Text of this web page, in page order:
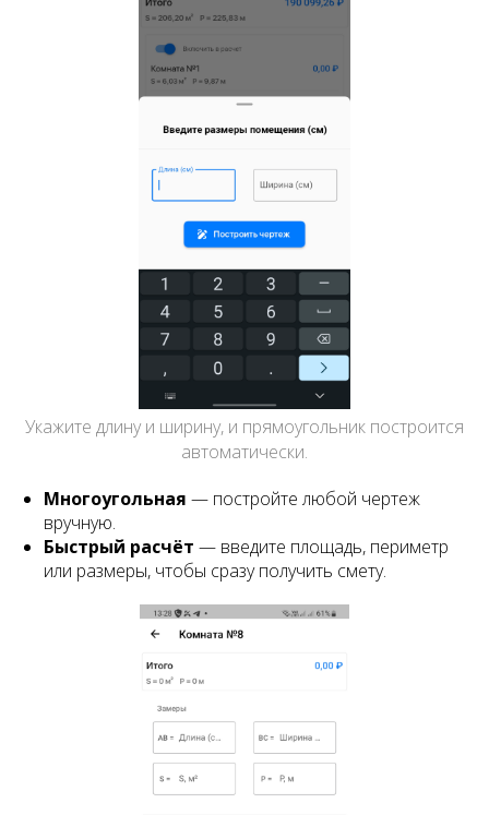
Укажите длину и ширину, и прямоугольник построится
автоматически.
Многоугольная — постройте любой чертеж
вручную.
Быстрый расчёт — введите площадь, периметр
или размеры, чтобы сразу получить смету.